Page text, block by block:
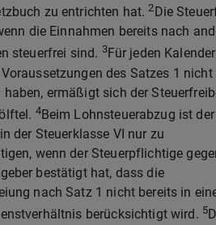
zu entrichten hat.2 Die
die Einnahmen bereits nach
steuerfrei sind. 3Für jeden
des Satzes 1 nicht
haben, ermäßigt sich der
4Beim Lohnsteuerabzug ist der
der Steuerklasse VI nur zu
wenn der Steuerpflichtige
bestätigt hat, dass die
nach Satz 1 nicht bereits in
berücksichtigt wird. 5